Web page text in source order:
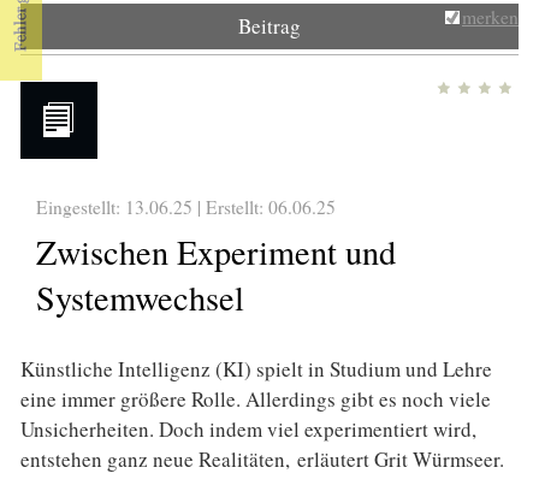
Beitrag merken
Eingestellt: 13.06.25 | Erstellt: 06.06.25
Zwischen Experiment und
Systemwechsel
Künstliche Intelligenz (KI) spielt in Studium und Lehre
eine immer größere Rolle. Allerdings gibt es noch viele
Unsicherheiten. Doch indem viel experimentiert wird,
entstehen ganz neue Realitäten, erläutert Grit Würmseer.